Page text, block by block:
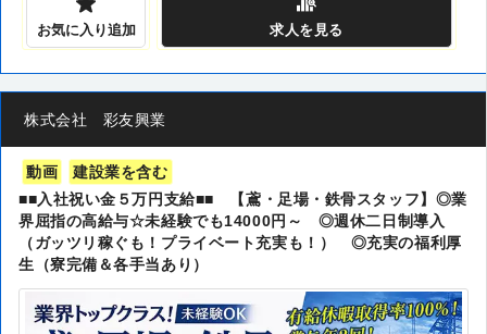
お気に入り追加 求人を見る
株式会社 彩友興業
動画
建設業を含む
■■入社祝い金５万円支給■■ 【鳶・足場・鉄骨スタッフ】◎業
界屈指の高給与☆未経験でも14000円～ ◎週休二日制導入
（ガッツリ稼ぐも！プライベート充実も！） ◎充実の福利厚
生（寮完備＆各手当あり）